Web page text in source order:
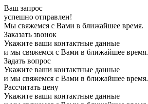
Ваш запрос
успешно отправлен!
Мы свяжемся с Вами в ближайшее время.
Заказать звонок
Укажите ваши контактные данные
и мы свяжемся с Вами в ближайшее время.
Задать вопрос
Укажите ваши контактные данные
и мы свяжемся с Вами в ближайшее время.
Рассчитать цену
Укажите ваши контактные данные